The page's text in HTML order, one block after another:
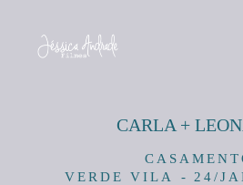
VERDE VILA
24/
CARLA +